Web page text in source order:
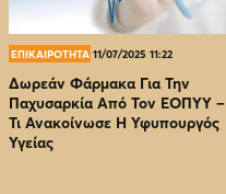
ΕΠΙΚΑΙΡΟΤΗΤΑ 11/07/2025 11:22
Δωρεάν Φάρμακα Για Την
Παχυσαρκία Από Τον EOΠΥΥ –
Τι Ανακοίνωσε Η Υφυπουργός
Υγείας